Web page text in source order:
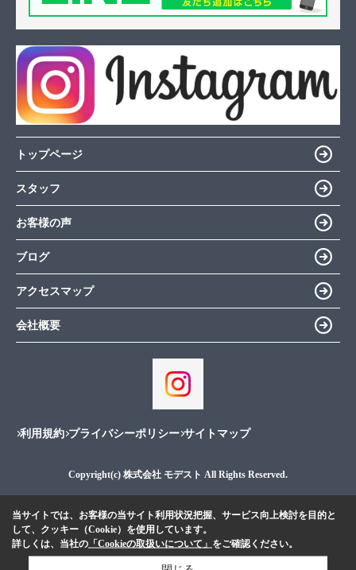
トップページ
スタッフ
お客様の声
ブログ
アクセスマップ
会社概要
利用規約 プライバシーポリシー サイトマップ
Copyright(c) 株式会社 モデスト All Rights Reserved.
当サイトでは、お客様の当サイト利用状況把握、サービス向上検討を目的と
して、クッキー（Cookie）を使用しています。
詳しくは、当社の 「Cookieの取扱いについて」 をご確認ください。